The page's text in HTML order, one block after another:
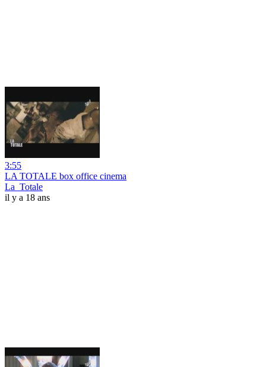
3:55
LA TOTALE box office cinema
La_Totale
il y a 18 ans